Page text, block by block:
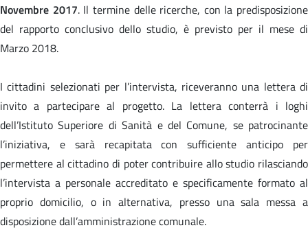
Novembre 2017. Il termine delle ricerche, con la predisposizione
del rapporto conclusivo dello studio, è previsto per il mese di
Marzo 2018.
I cittadini selezionati per l’intervista, riceveranno una lettera di
invito a partecipare al progetto. La lettera conterrà i loghi
dell’Istituto Superiore di Sanità e del Comune, se patrocinante
l’iniziativa, e sarà recapitata con sufficiente anticipo per
permettere al cittadino di poter contribuire allo studio rilasciando
l’intervista a personale accreditato e specificamente formato al
proprio domicilio, o in alternativa, presso una sala messa a
disposizione dall’amministrazione comunale.